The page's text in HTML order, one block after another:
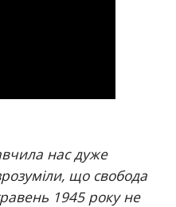
нас дуже
що свобода
1945 року не